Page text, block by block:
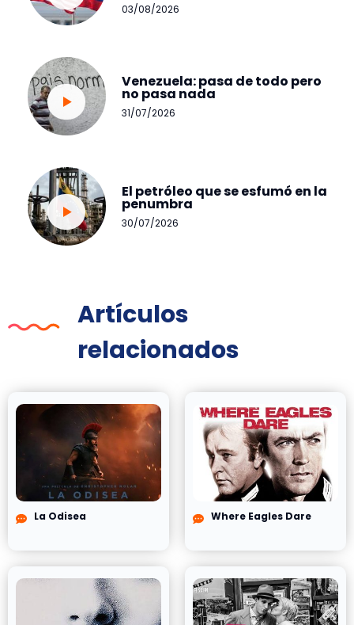
03/08/2026
Venezuela: pasa de todo pero
no pasa nada
31/07/2026
El petróleo que se esfumó en la
penumbra
30/07/2026
Artículos
relacionados
La Odisea Where Eagles Dare